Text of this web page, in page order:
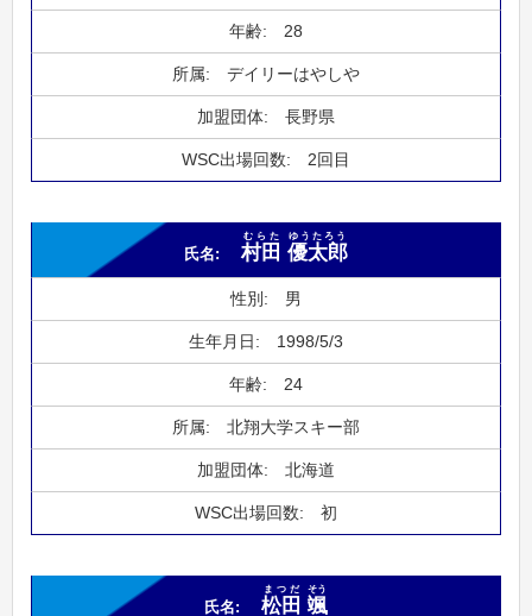
28
デイリーはやしや
長野県
2回目
村田
むらた
優太郎
ゆうたろう
男
1998/5/3
24
北翔大学スキー部
北海道
初
松田
まつだ
颯
そう